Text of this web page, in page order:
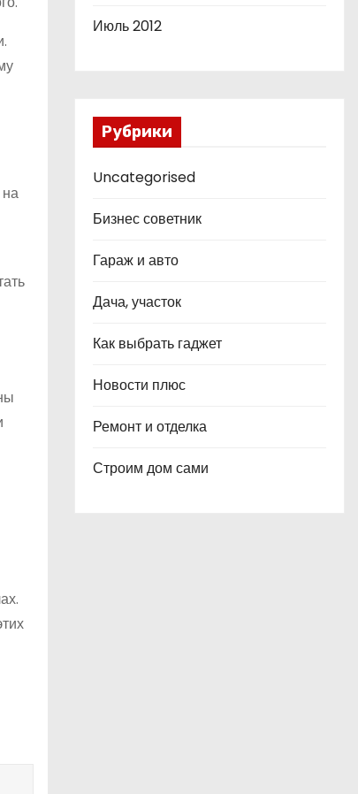
Июль 2012
Рубрики
Uncategorised
Бизнес советник
Гараж и авто
Дача, участок
Как выбрать гаджет
Новости плюс
Ремонт и отделка
Строим дом сами